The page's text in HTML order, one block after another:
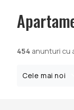
454 anunturi cu
Cele mai noi